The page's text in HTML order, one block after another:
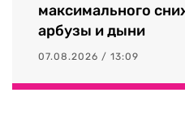
максимального
арбузы и дыни
07.08.2026 / 13:09